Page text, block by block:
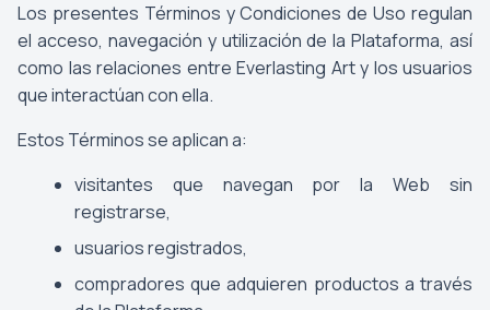
Los presentes Términos y Condiciones de Uso regulan
el acceso, navegación y utilización de la Plataforma, así
como las relaciones entre Everlasting Art y los usuarios
que interactúan con ella.
Estos Términos se aplican a:
visitantes que navegan por la Web sin
registrarse,
usuarios registrados,
compradores que adquieren productos a través